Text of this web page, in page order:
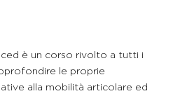
è un corso rivolto a tutti i
le proprie
alla mobilità articolare ed